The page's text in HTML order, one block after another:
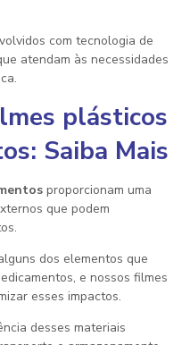
com tecnologia de
atendam às necessidades
plásticos
: Saiba Mais
proporcionam uma
que podem
dos elementos que
e nossos filmes
esses impactos.
desses materiais